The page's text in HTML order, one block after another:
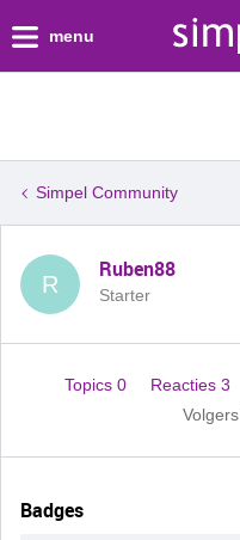
menu
Simpel Community
R
Ruben88
Starter
Topics 0 Reacties 3
Volgers
Badges